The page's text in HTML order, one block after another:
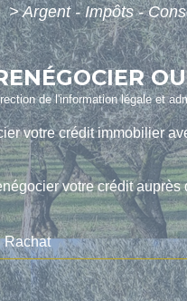
> Argent - Impôts -
de l'information légale et
votre crédit immobilier
votre crédit
Rachat